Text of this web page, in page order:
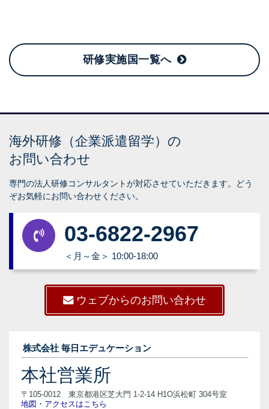
研修実施国一覧へ
海外研修（企業派遣留学）の
お問い合わせ
専門の法人研修コンサルタントが対応させていただきます。どう
ぞお気軽にお問い合わせください。
03-6822-2967
＜月～金＞ 10:00-18:00
ウェブからのお問い合わせ
株式会社 毎日エデュケーション
本社営業所
〒105-0012 東京都港区芝大門 1-2-14 H1O浜松町 304号室
地図・アクセスはこちら